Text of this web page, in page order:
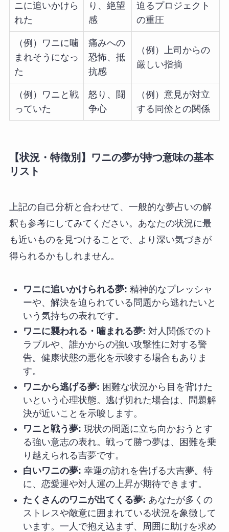
ニに追いかけら
れた
り、絶望
感
迫るプロジェクト
の重圧
（例）ワニに噛
まれそうになっ
た
痛みへの
恐怖、抵
抗感
（例）上司からの
厳しい指摘
（例）ワニと戦
っていた
怒り、闘
争心
（例）意見が対立
する同僚との関係
【状況・特徴別】ワニの夢が持つ意味の基本
リスト
上記の自己分析と合わせて、一般的な夢占いの解
釈も参考にしてみてください。あなたの状況に最
も近いものを見つけることで、より深い気づきが
得られるかもしれません。
ワニに追いかけられる夢: 精神的なプレッシャ
ーや、解決を迫られている問題から逃れたいと
いう気持ちの表れです。
ワニに襲われる・噛まれる夢: 対人関係でのト
ラブルや、誰かからの強い攻撃性に対する警
告。健康状態の悪化を示唆する場合もありま
す。
ワニから逃げる夢: 困難な状況から目を背けた
いという心理状態。逃げ切れた場合は、問題解
決が近いことを示唆します。
ワニと戦う夢: 現状の問題に立ち向かおうとす
る強い意志の表れ。戦って勝つ夢は、困難を乗
り越えられる吉夢です。
白いワニの夢: 幸運の訪れを告げる大吉夢。特
に、恋愛運や対人運の上昇が期待できます。
たくさんのワニが出てくる夢: あなたが多くの
ストレスや敵意に囲まれている状況を象徴して
います。一人で抱え込まず、周囲に助けを求め